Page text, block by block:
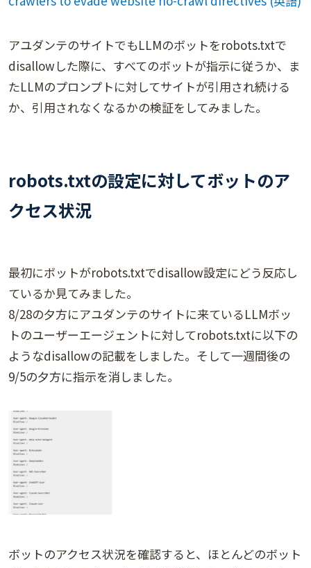
アユダンテのサイトでもLLMのボットをrobots.txtで
disallowした際に、すべてのボットが指示に従うか、ま
たLLMのプロンプトに対してサイトが引用され続ける
か、引用されなくなるかの検証をしてみました。
robots.txtの設定に対してボットのア
クセス状況
最初にボットがrobots.txtでdisallow設定にどう反応し
ているか見てみました。
8/28の夕方にアユダンテのサイトに来ているLLMボッ
トのユーザーエージェントに対してrobots.txtに以下の
ようなdisallowの記載をしました。そして一週間後の
9/5の夕方に指示を消しました。
ボットのアクセス状況を確認すると、ほとんどのボット